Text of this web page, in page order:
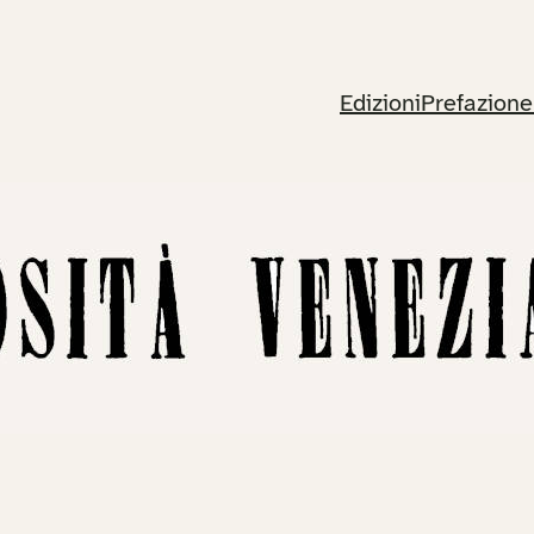
Edizioni